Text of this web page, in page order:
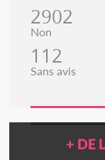
2902
Non
112
Sans avis
+ DE